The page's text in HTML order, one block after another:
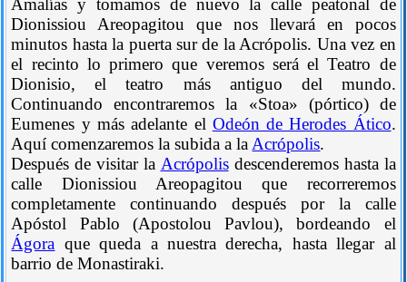
Amalías y tomamos de nuevo la calle peatonal de
Dionissiou Areopagitou que nos llevará en pocos
minutos hasta la puerta sur de la Acrópolis. Una vez en
el recinto lo primero que veremos será el Teatro de
Dionisio, el teatro más antiguo del mundo.
Continuando encontraremos la «Stoa» (pórtico) de
Eumenes y más adelante el Odeón de Herodes Ático.
Aquí comenzaremos la subida a laAcrópolis.
Después de visitar la Acrópolisdescenderemos hasta la
calle Dionissiou Areopagitou que recorreremos
completamente continuando después por la calle
Apóstol Pablo (Apostolou Pavlou), bordeando el
Ágora que queda a nuestra derecha, hasta llegar al
barrio de Monastiraki.